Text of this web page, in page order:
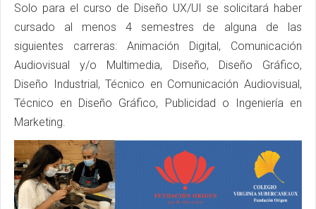
Solo para el curso de Diseño UX/UI se solicitará haber
cursado al menos 4 semestres de alguna de las
siguientes carreras: Animación Digital, Comunicación
Audiovisual y/o Multimedia, Diseño, Diseño Gráfico,
Diseño Industrial, Técnico en Comunicación Audiovisual,
Técnico en Diseño Gráfico, Publicidad o Ingeniería en
Marketing.